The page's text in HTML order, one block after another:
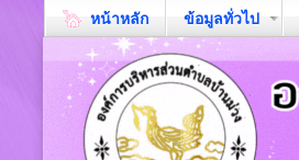
หน้าหลัก ข้อมูลทั่วไป